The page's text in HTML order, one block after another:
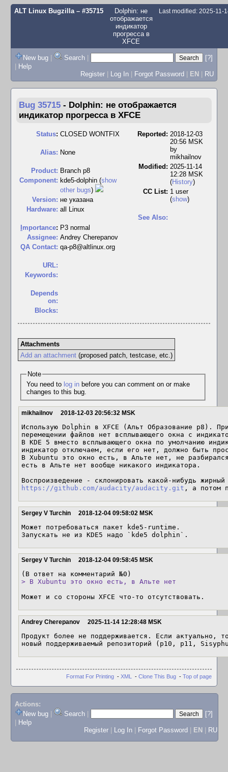
ALT Linux Bugzilla– #35715
Dolphin: не
отображается
индикатор
прогресса в
XFCE
Last modified: 2025-11-
New bug | Search |
[?]
| Help
Register | Log In | Forgot Password | EN | RU
Bug 35715 - Dolphin: не отображается
индикатор прогресса в XFCE
Status: CLOSED WONTFIX
Alias: None
Product: Branch p8
Component: kde5-dolphin (show
other bugs)
Version: не указана
Hardware: all Linux
mportance: P3 normal
Assignee: Andrey Cherepanov
QA Contact: qa-p8@altlinux.org
URL:
Keywords:
Depends
on:
Blocks:
Reported: 2018-12-03
20:56 MSK
by
mikhailnov
Modified: 2025-11-14
12:28 MSK
(History)
CC List: 1 user
(show)
See Also:
Attachments
Add an attachment(proposed patch, testcase, etc.)
Note
You need to log inbefore you can comment on or make
changes to this bug.
mikhailnov 2018-12-03 20:56:32 MSK
Использую Dolphin в XFCE (Альт Образование p8).
перемещении файлов нет всплывающего окна с
В KDE 5 вместо всплывающего окна по умолчанию
индикатор отключаем, если его нет, должно быть
В Xubuntu это окно есть, в Альте нет, не
есть в Альте нет вообще никакого индикатора.
https://github.com/audacity/audacity.git , а потом
Sergey V Turchin 2018-12-04 09:58:02 MSK
Может потребоваться пакет kde5-runtime.
Запускать не из KDE5 надо `kde5 dolphin`.
Sergey V Turchin 2018-12-04 09:58:45 MSK
> В Xubuntu это окно есть, в Альте нет
Может и со стороны XFCE что-то отсутствовать.
Andrey Cherepanov 2025-11-14 12:28:48 MSK
Продукт более не поддерживается. Если актуально,
новый поддерживаемый репозиторий (p10, p11,
Format For Printing - XML - Clone This Bug - Top of page
Actions:
New bug
Search
[?]
Help
Register
Log In Forgot Password EN RU